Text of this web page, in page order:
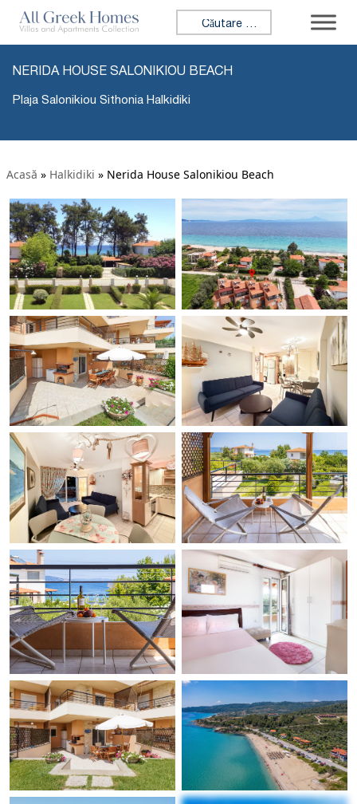
Caută:
NERIDA HOUSE SALONIKIOU BEACH
Plaja Salonikiou Sithonia Halkidiki
Acasă » Halkidiki » Nerida House Salonikiou Beach